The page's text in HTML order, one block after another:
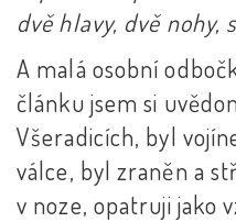
dvě hlavy, dvě nohy,
A malá osobní
článku jsem si
Všeradicích, byl
válce, byl zraněn a
v noze, opatruji jako